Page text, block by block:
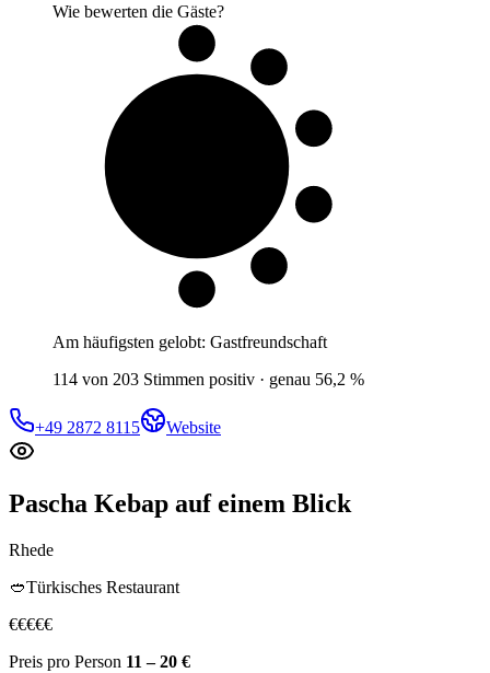
Wie bewerten die Gäste?
Am häufigsten gelobt: Gastfreundschaft
114 von 203 Stimmen positiv · genau 56,2 %
+49 2872 8115 Website
Pascha Kebap auf einem Blick
Rhede
🥙Türkisches Restaurant
€€€€€
Preis pro Person 11 – 20 €